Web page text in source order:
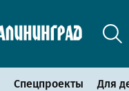
Спецпроекты Для